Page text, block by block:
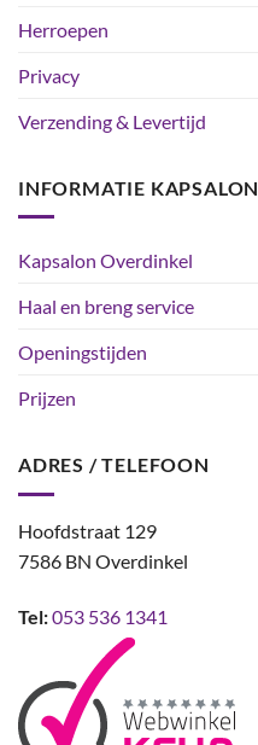
Herroepen
Privacy
Verzending & Levertijd
INFORMATIE KAPSALON
Kapsalon Overdinkel
Haal en breng service
Openingstijden
Prijzen
ADRES / TELEFOON
Hoofdstraat 129
7586 BN Overdinkel
Tel:053 536 1341